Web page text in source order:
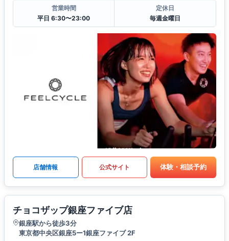
営業時間
平日 6:30〜23:00
定休日
毎週金曜日
店舗情報 公式サイト 体験・相談予約
チョコザップ銀座ファイブ店
銀座駅から徒歩3分
東京都中央区銀座5ー1銀座ファイブ 2F